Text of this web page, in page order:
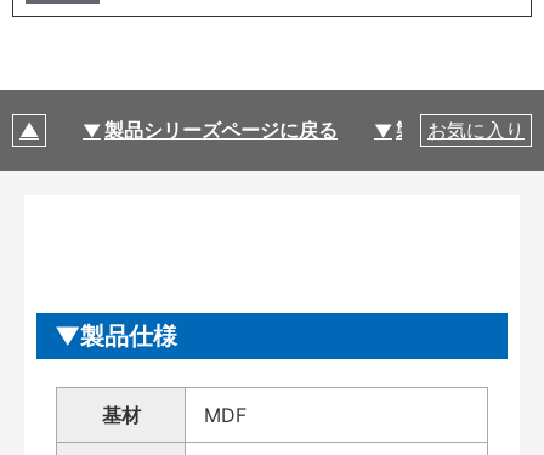
製品シリーズページに戻る 製品仕様
お気に入り
製品仕様
基材 MDF